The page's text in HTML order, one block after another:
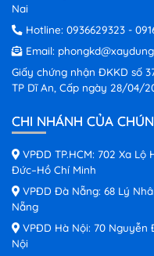
Nai
Hotline: 0936629323 -
Email:
Giấy chứng nhận ĐKKD số
TP Dĩ An, Cấp ngày 28/04/
CHI NHÁNH CỦA
VPĐD TP.HCM: 702 Xa Lộ
Đức–Hồ Chí Minh
VPĐD Đà Nẵng: 68 Lý
Nẵng
VPĐD Hà Nội: 70 Nguyễn
Nội